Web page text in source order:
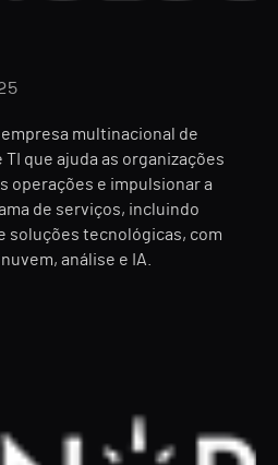
empresa multinacional de
que ajuda as organizações
operações e impulsionar a
de serviços, incluindo
soluções tecnológicas, com
análise e IA.